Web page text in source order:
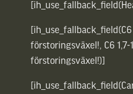
förstoringsväxel!, C6
förstoringsväxel!)]